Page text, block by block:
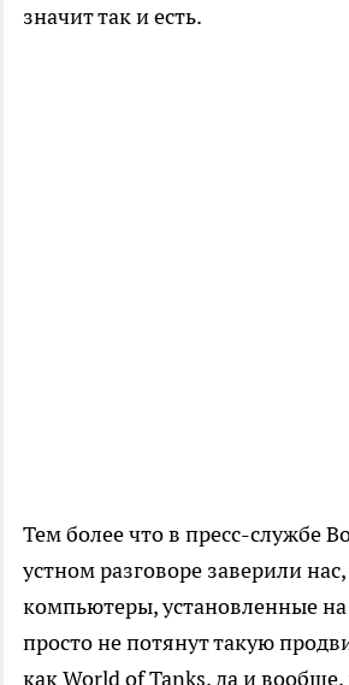
значит так и есть.
Тем более что в пресс-службе
устном разговоре заверили
компьютеры, установленные
просто не потянут такую
как World of Tanks, да и